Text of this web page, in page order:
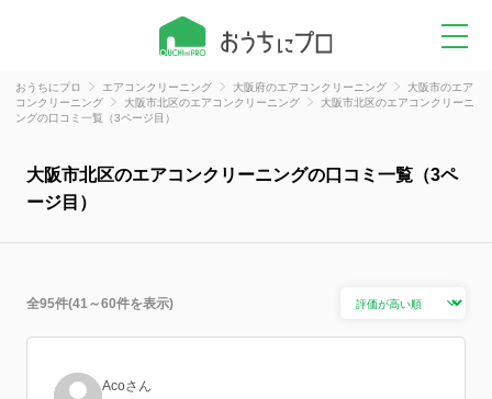
おうちにプロ エアコンクリーニング 大阪府のエアコンクリーニング
大阪市のエア
コンクリーニング
大阪市北区のエアコンクリーニング
大阪市北区のエアコンクリーニ
ングの口コミ一覧（3ページ目）
大阪市北区のエアコンクリーニングの口コミ一覧（3ペ
ージ目）
全95件(41～60件を表示)
Acoさん